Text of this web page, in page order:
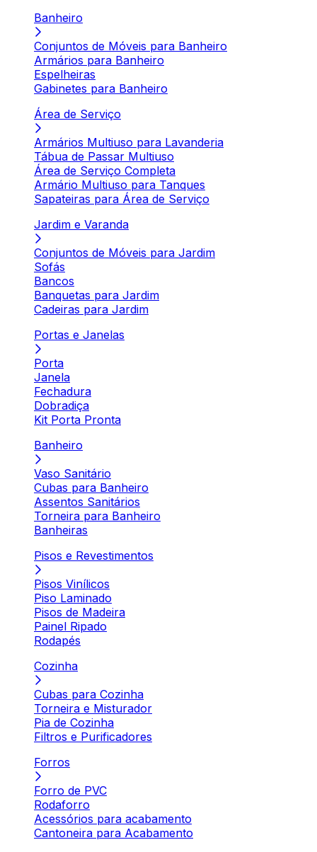
Banheiro
Conjuntos de Móveis para Banheiro
Armários para Banheiro
Espelheiras
Gabinetes para Banheiro
Área de Serviço
Armários Multiuso para Lavanderia
Tábua de Passar Multiuso
Área de Serviço Completa
Armário Multiuso para Tanques
Sapateiras para Área de Serviço
Jardim e Varanda
Conjuntos de Móveis para Jardim
Sofás
Bancos
Banquetas para Jardim
Cadeiras para Jardim
Portas e Janelas
Porta
Janela
Fechadura
Dobradiça
Kit Porta Pronta
Banheiro
Vaso Sanitário
Cubas para Banheiro
Assentos Sanitários
Torneira para Banheiro
Banheiras
Pisos e Revestimentos
Pisos Vinílicos
Piso Laminado
Pisos de Madeira
Painel Ripado
Rodapés
Cozinha
Cubas para Cozinha
Torneira e Misturador
Pia de Cozinha
Filtros e Purificadores
Forros
Forro de PVC
Rodaforro
Acessórios para acabamento
Cantoneira para Acabamento